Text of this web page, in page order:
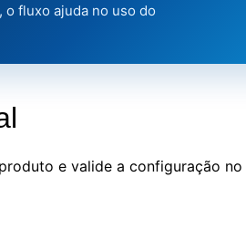
o fluxo ajuda no uso do
e valide a configuração no